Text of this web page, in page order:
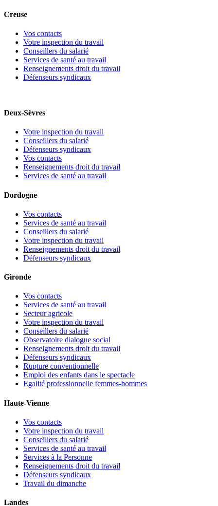
Creuse
Vos contacts
Votre inspection du travail
Conseillers du salarié
Services de santé au travail
Renseignements droit du travail
Défenseurs syndicaux
Deux-Sèvres
Votre inspection du travail
Conseillers du salarié
Défenseurs syndicaux
Vos contacts
Renseignements droit du travail
Services de santé au travail
Dordogne
Vos contacts
Services de santé au travail
Conseillers du salarié
Votre inspection du travail
Renseignements droit du travail
Défenseurs syndicaux
Gironde
Vos contacts
Services de santé au travail
Secteur agricole
Votre inspection du travail
Conseillers du salarié
Observatoire dialogue social
Renseignements droit du travail
Défenseurs syndicaux
Rupture conventionnelle
Emploi des enfants dans le spectacle
Egalité professionnelle femmes-hommes
Haute-Vienne
Vos contacts
Votre inspection du travail
Conseillers du salarié
Services de santé au travail
Services à la Personne
Renseignements droit du travail
Défenseurs syndicaux
Travail du dimanche
Landes